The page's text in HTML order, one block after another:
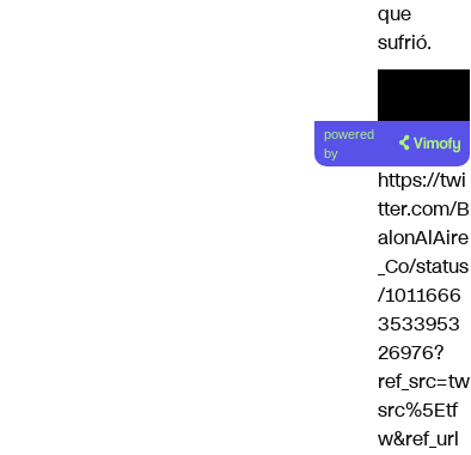
que
sufrió.
powered
by
https://twi
tter.com/B
alonAlAire
_Co/status
/1011666
3533953
26976?
ref_src=tw
src%5Etf
w&ref_url